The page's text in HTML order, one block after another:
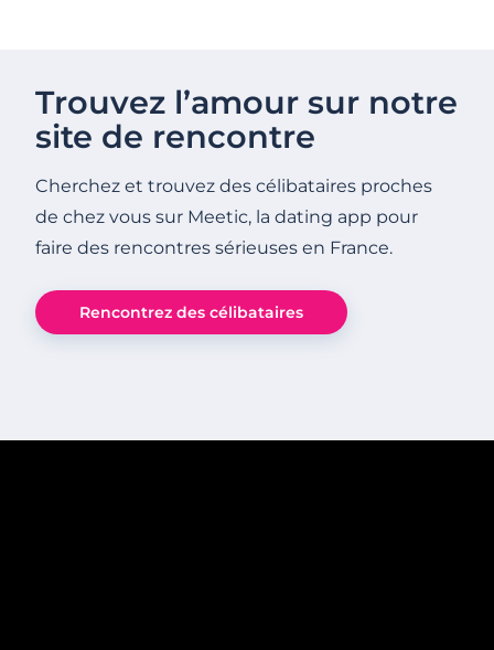
Comment draguer un(e) fan de Star Wars
Trouvez l’amour sur notre
site de rencontre
Cherchez et trouvez des célibataires proches
de chez vous sur Meetic, la dating app pour
faire des rencontres sérieuses en France.
Rencontrez des célibataires